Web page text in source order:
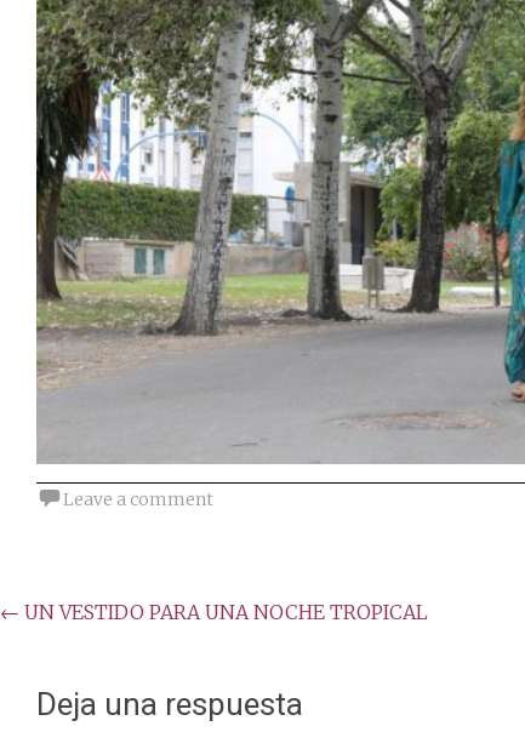
Leave a comment
Post
← UN VESTIDO PARA UNA NOCHE TROPICAL
Deja una respuesta